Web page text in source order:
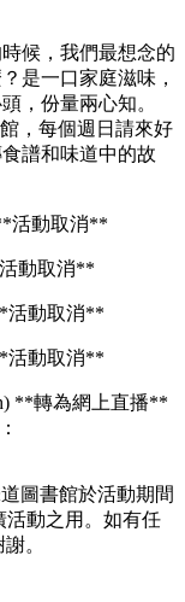
候，我們最想念的
是一口家庭滋味，
，份量兩心知。
，每個週日請來好
譜和味道中的故
活動取消**
動取消**
活動取消**
活動取消**
**轉為網上直播**
圖書館於活動期間
活動之用。如有任
。